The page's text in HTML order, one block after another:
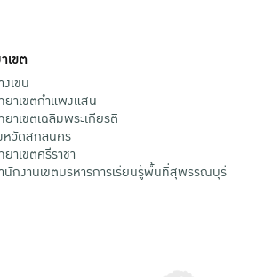
เขต
งเขน
ยาเขตกําแพงแสน
ยาเขตเฉลิมพระเกียรติ
หวัดสกลนคร
ยาเขตศรีราชา
นักงานเขตบริหารการเรียนรู้พื้นที่สุพรรณบุรี